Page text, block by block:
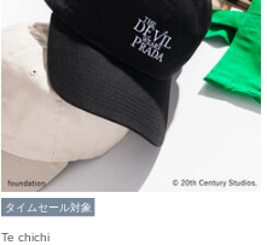
タイムセール対象
Te chichi